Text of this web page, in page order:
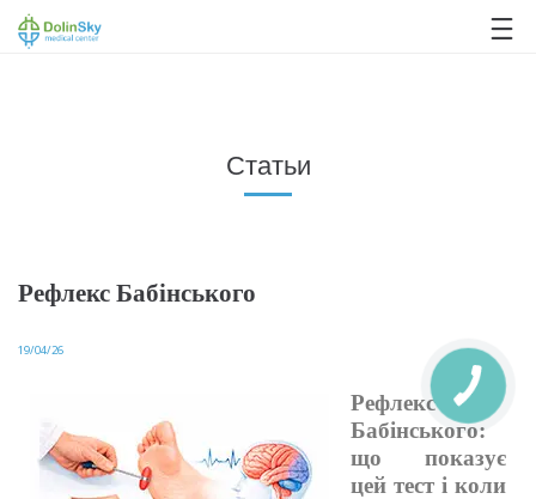
Статьи
Рефлекс Бабінського
19/04/26
Рефлекс
Бабінського:
що показує
цей тест і коли